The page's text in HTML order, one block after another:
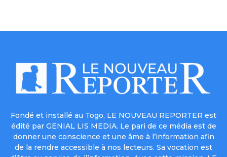
Fondé et installé au Togo, LE NOUVEAU REPORTER est
édité par GENIAL LIS MEDIA. Le pari de ce média est de
donner une conscience et une âme à l’information afin
de la rendre accessible à nos lecteurs. Sa vocation est